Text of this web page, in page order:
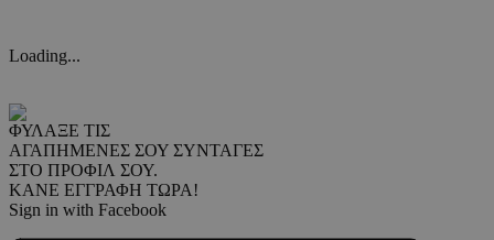
Loading...
ΦΥΛΑΞΕ ΤΙΣ
ΑΓΑΠΗΜΕΝΕΣ ΣΟΥ ΣΥΝΤΑΓΕΣ
ΣΤΟ ΠΡΟΦΙΛ ΣΟΥ.
ΚΑΝΕ ΕΓΓΡΑΦΗ ΤΩΡΑ!
Sign in with Facebook